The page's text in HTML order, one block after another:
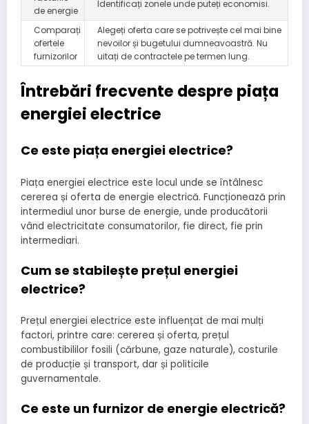
de energie
Identificați zonele unde puteți economisi.
Comparați
ofertele
furnizorilor
Alegeți oferta care se potrivește cel mai bine
nevoilor și bugetului dumneavoastră. Nu
uitați de contractele pe termen lung.
Întrebări frecvente despre piața
energiei electrice
Ce este piața energiei electrice?
Piața energiei electrice este locul unde se întâlnesc
cererea și oferta de energie electrică. Funcționează prin
intermediul unor burse de energie, unde producătorii
vând electricitate consumatorilor, fie direct, fie prin
intermediari.
Cum se stabilește prețul energiei
electrice?
Prețul energiei electrice este influențat de mai mulți
factori, printre care: cererea și oferta, prețul
combustibililor fosili (cărbune, gaze naturale), costurile
de producție și transport, dar și politicile
guvernamentale.
Ce este un furnizor de energie electrică?